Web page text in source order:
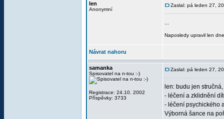
len
Anonymní
Zaslal: pá leden 27,
...
Naposledy upravil len
Návrat nahoru
samanka
Spisovatel na n-tou :-)
Registrace: 24.10. 2002
Příspěvky: 3733
Zaslal: pá leden 27,
len: budu jen
- léčení a zklidnění
- léčení psychického
Výborná šance na